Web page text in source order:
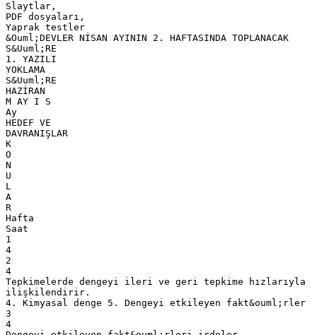
Slaytlar,
PDF dosyaları,
Yaprak testler
&Ouml;DEVLER NİSAN AYININ 2. HAFTASINDA TOPLANACAK
S&Uuml;RE
1. YAZILI
YOKLAMA
S&Uuml;RE
HAZİRAN
M AY I S
Ay
HEDEF VE
DAVRANIŞLAR
K
O
N
U
L
A
R
Hafta
Saat
1
4
2
4
Tepkimelerde dengeyi ileri ve geri tepkime hızlarıyla
ilişkilendirir.
4. Kimyasal denge 5. Dengeyi etkileyen fakt&ouml;rler
3
4